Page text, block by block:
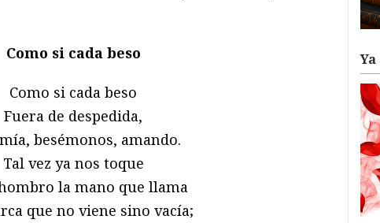
Como si cada beso
Como si cada beso
Fuera de despedida,
besémonos, amando.
Tal vez ya nos toque
la mano que llama
que no viene sino vacía;